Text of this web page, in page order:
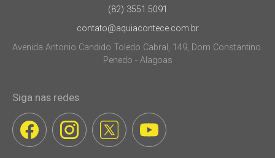
(82) 3551.5091
contato@aquiacontece.com.br
Avenida Antonio Candido Toledo Cabral, 149, Dom Constantino.
Penedo - Alagoas
Siga nas redes